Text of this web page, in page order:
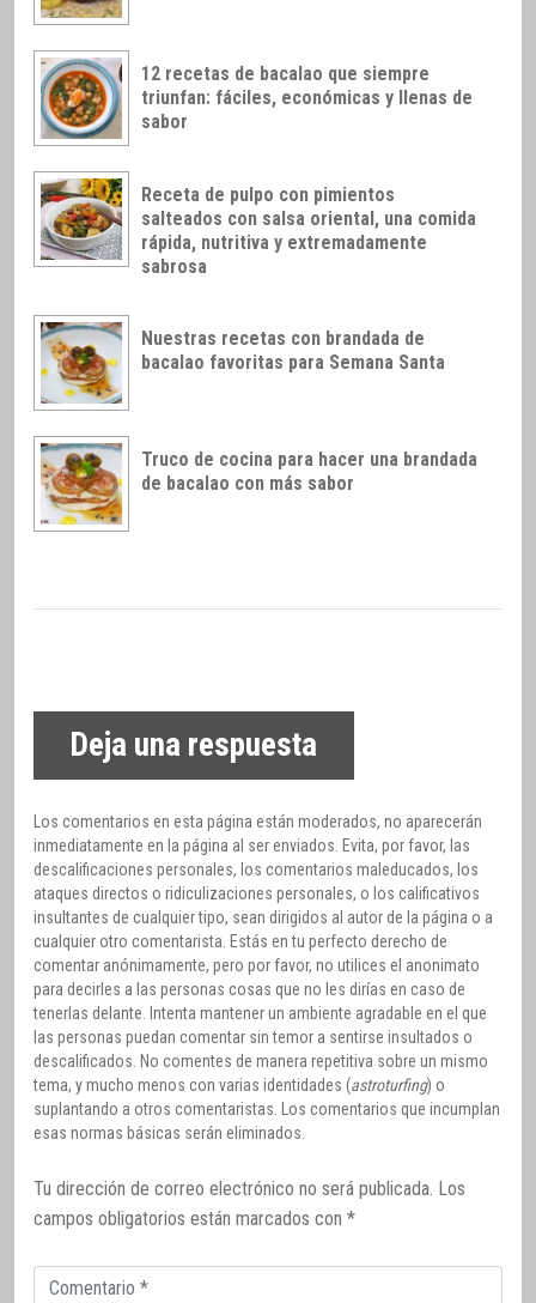
12 recetas de bacalao que siempre
triunfan: fáciles, económicas y llenas de
sabor
Receta de pulpo con pimientos
salteados con salsa oriental, una comida
rápida, nutritiva y extremadamente
sabrosa
Nuestras recetas con brandada de
bacalao favoritas para Semana Santa
Truco de cocina para hacer una brandada
de bacalao con más sabor
Deja una respuesta
Los comentarios en esta página están moderados, no aparecerán
inmediatamente en la página al ser enviados. Evita, por favor, las
descalificaciones personales, los comentarios maleducados, los
ataques directos o ridiculizaciones personales, o los calificativos
insultantes de cualquier tipo, sean dirigidos al autor de la página o a
cualquier otro comentarista. Estás en tu perfecto derecho de
comentar anónimamente, pero por favor, no utilices el anonimato
para decirles a las personas cosas que no les dirías en caso de
tenerlas delante. Intenta mantener un ambiente agradable en el que
las personas puedan comentar sin temor a sentirse insultados o
descalificados. No comentes de manera repetitiva sobre un mismo
tema, y mucho menos con varias identidades (astroturfing) o
suplantando a otros comentaristas. Los comentarios que incumplan
esas normas básicas serán eliminados.
Tu dirección de correo electrónico no será publicada. Los
campos obligatorios están marcados con *
Comentario